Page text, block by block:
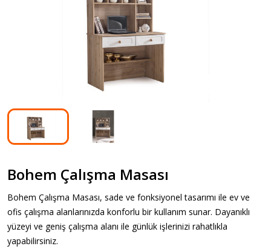
Bohem Çalışma Masası
Bohem Çalışma Masası, sade ve fonksiyonel tasarımı ile ev ve
ofis çalışma alanlarınızda konforlu bir kullanım sunar. Dayanıklı
yüzeyi ve geniş çalışma alanı ile günlük işlerinizi rahatlıkla
yapabilirsiniz.